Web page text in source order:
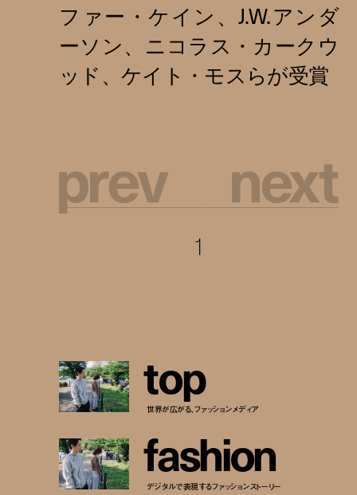
prev next
1
top
世界が広がる、ファッションメディア
fashion
デジタルで表現するファッションストーリー